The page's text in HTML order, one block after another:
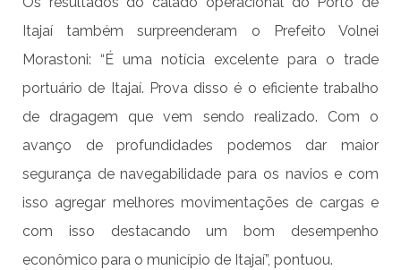
Itajaí também surpreenderam o Prefeito Volnei
Morastoni: “É uma notícia excelente para o trade
portuário de Itajaí. Prova disso é o eficiente trabalho
de dragagem que vem sendo realizado. Com o
avanço de profundidades podemos dar maior
segurança de navegabilidade para os navios e com
isso agregar melhores movimentações de cargas e
com isso destacando um bom desempenho
econômico para o município de Itajaí”, pontuou.